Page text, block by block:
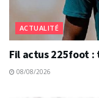
ACTUALITÉ
Fil actus 225foot :
08/08/2026